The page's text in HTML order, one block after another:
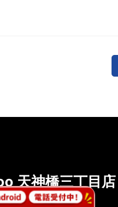
天神橋三丁目店